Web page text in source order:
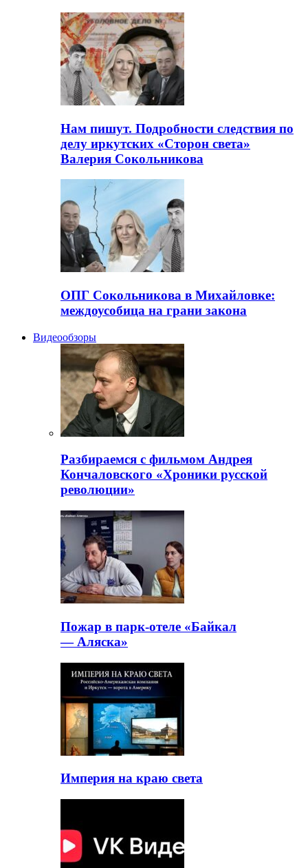
Нам пишут. Подробности следствия по
делу иркутских «Сторон света»
Валерия Сокольникова
ОПГ Сокольникова в Михайловке:
междоусобица на грани закона
Видеообзоры
Разбираемся с фильмом Андрея
Кончаловского «Хроники русской
революции»
Пожар в парк-отеле «Байкал
— Аляска»
Империя на краю света